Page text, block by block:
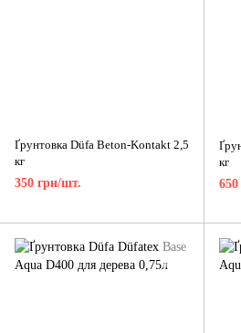
Ґрунтовка Düfa Beton-Kontakt 2,5
кг
350 грн/шт.
кг